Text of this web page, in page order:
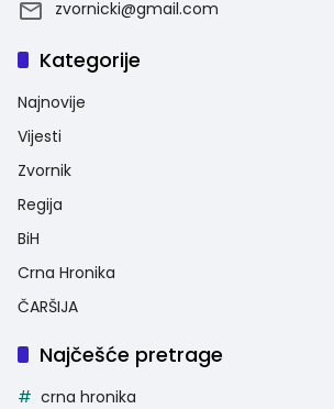
zvornicki@gmail.com
Kategorije
Najnovije
Vijesti
Zvornik
Regija
BiH
Crna Hronika
ČARŠIJA
Najčešće pretrage
crna hronika